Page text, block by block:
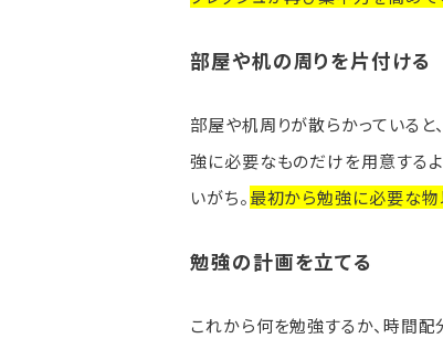
部屋や机の周りを片付ける
部屋や机周りが散らかっていると
強に必要なものだけを用意するよ
いがち。最初から勉強に必要な
勉強の計画を立てる
これから何を勉強するか、時間